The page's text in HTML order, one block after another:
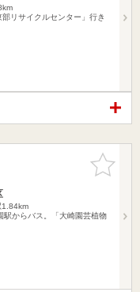
リサイクルセンター」行き
お気に入
りに追加
1.84km
駅からバス。「大崎園芸植物